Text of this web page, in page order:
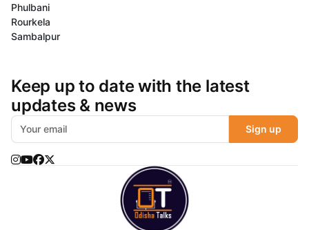
Phulbani
Rourkela
Sambalpur
Keep up to date with the latest
updates & news
Sign up